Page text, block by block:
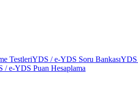
TestleriYDS / e-YDS Soru BankasıYDS
/ e-YDS Puan Hesaplama